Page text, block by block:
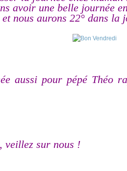
avoir une belle journée
nous aurons 22° dans la
aussi pour pépé Théo
veillez sur nous !